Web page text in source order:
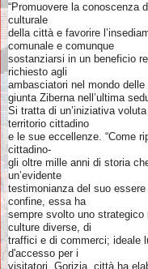
“Promuovere la conoscenza
culturale
della città e favorire
comunale e comunque
sostanziarsi in un beneficio
richiesto agli
ambasciatori nel mondo
giunta Ziberna nell’ultima
Si tratta di un’iniziativa
territorio cittadino
e le sue eccellenze. “Come
cittadino-
gli oltre mille anni di storia
un’evidente
testimonianza del suo
confine, essa ha
sempre svolto uno
culture diverse, di
traffici e di commerci; ideale
d'accesso per i
visitatori. Gorizia città ha